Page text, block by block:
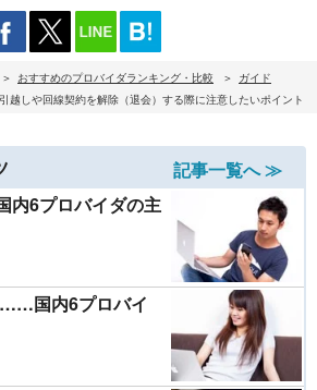
おすすめのプロバイダランキング・比較
ガイド
引越しや回線契約を解除（退会）する際に注意したいポイント
記事一覧へ ≫
6プロバイダの主
国内6プロバイ